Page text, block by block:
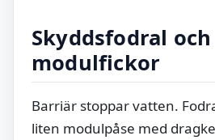
Skyddsfodral och
modulfickor
Barriär stoppar vatten.
liten modulpåse med